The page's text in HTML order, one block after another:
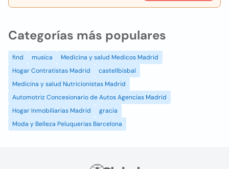
Categorías más populares
find musica
Medicina y salud Medicos Madrid
Hogar Contratistas Madrid
castellbisbal
Medicina y salud Nutricionistas Madrid
Automotriz Concesionario de Autos Agencias Madrid
Hogar Inmobiliarias Madrid
gracia
Moda y Belleza Peluquerias Barcelona